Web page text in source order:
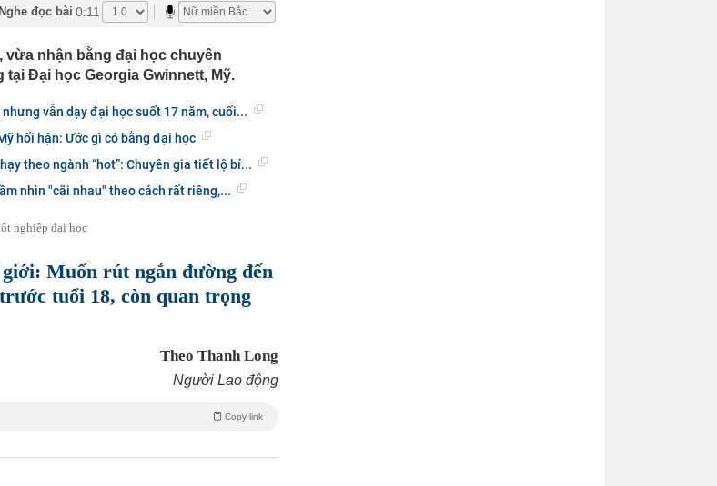
trong lớp dùng AI làm bài chỉ nhờ
8 tại SJC, Bảo Tín Minh Châu, Bảo
một đối thủ mới: Giá rẻ hơn hẳn,
thênh thang không thấy điểm dừng,
gian phát triển phía Bắc Thủ đô
"Cuộc đại phẫu" không gây mê,
để "sòng phẳng" với niềm tin của
khu đô thị ở Hà Nội: Chủ xe lên
áp thuế lên tới 100% với nước mua
Airways?
Nghe đọc bài 0:11
vừa nhận bằng đại học chuyên
Đại học Georgia Gwinnett, Mỹ.
vẫn dạy đại học suốt 17 năm, cuối...
hối hận: Ước gì có bằng đại học
theo ngành “hot”: Chuyên gia tiết lộ bí...
nhìn "cãi nhau" theo cách rất riêng,...
nghiệp đại học
Muốn rút ngắn đường đến
tuổi 18, còn quan trọng
Theo Thanh Long
Người Lao động
Copy link